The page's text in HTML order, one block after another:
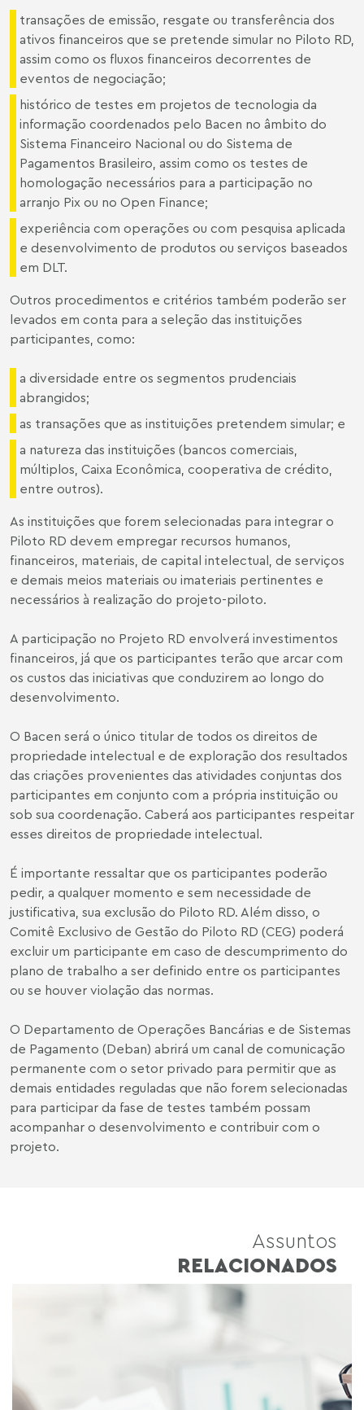
transações de emissão, resgate ou transferência dos
ativos financeiros que se pretende simular no Piloto RD,
assim como os fluxos financeiros decorrentes de
eventos de negociação;
histórico de testes em projetos de tecnologia da
informação coordenados pelo Bacen no âmbito do
Sistema Financeiro Nacional ou do Sistema de
Pagamentos Brasileiro, assim como os testes de
homologação necessários para a participação no
arranjo Pix ou no Open Finance;
experiência com operações ou com pesquisa aplicada
e desenvolvimento de produtos ou serviços baseados
em DLT.
Outros procedimentos e critérios também poderão ser
levados em conta para a seleção das instituições
participantes, como:
a diversidade entre os segmentos prudenciais
abrangidos;
as transações que as instituições pretendem simular; e
a natureza das instituições (bancos comerciais,
múltiplos, Caixa Econômica, cooperativa de crédito,
entre outros).
As instituições que forem selecionadas para integrar o
Piloto RD devem empregar recursos humanos,
financeiros, materiais, de capital intelectual, de serviços
e demais meios materiais ou imateriais pertinentes e
necessários à realização do projeto-piloto.
A participação no Projeto RD envolverá investimentos
financeiros, já que os participantes terão que arcar com
os custos das iniciativas que conduzirem ao longo do
desenvolvimento.
O Bacen será o único titular de todos os direitos de
propriedade intelectual e de exploração dos resultados
das criações provenientes das atividades conjuntas dos
participantes em conjunto com a própria instituição ou
sob sua coordenação. Caberá aos participantes respeitar
esses direitos de propriedade intelectual.
É importante ressaltar que os participantes poderão
pedir, a qualquer momento e sem necessidade de
justificativa, sua exclusão do Piloto RD. Além disso, o
Comitê Exclusivo de Gestão do Piloto RD (CEG) poderá
excluir um participante em caso de descumprimento do
plano de trabalho a ser definido entre os participantes
ou se houver violação das normas.
O Departamento de Operações Bancárias e de Sistemas
de Pagamento (Deban) abrirá um canal de comunicação
permanente com o setor privado para permitir que as
demais entidades reguladas que não forem selecionadas
para participar da fase de testes também possam
acompanhar o desenvolvimento e contribuir com o
projeto.
Assuntos
RELACIONADOS